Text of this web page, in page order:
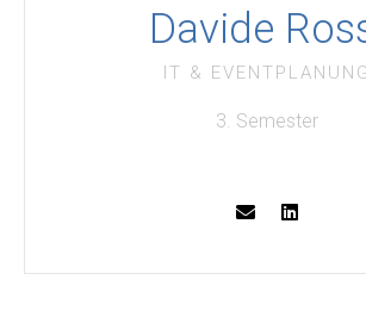
Davide
IT & EVENTPLANUNG
3. Semester